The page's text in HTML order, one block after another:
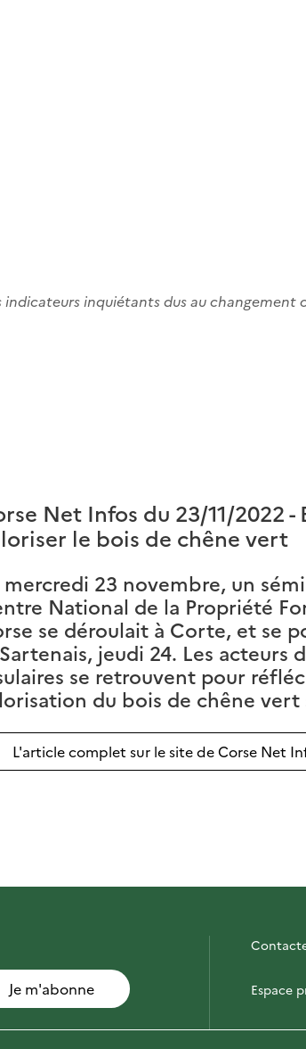
indicateurs inquiétants dus au changement
Net Infos du 23/11/2022 -
le bois de chêne vert
mercredi 23 novembre, un
National de la Propriété
se déroulait à Corte, et se
jeudi 24. Les acteurs
se retrouvent pour
du bois de chêne vert
L'article complet sur le site de Corse Net
Je m'abonne Espace
PhotoFor